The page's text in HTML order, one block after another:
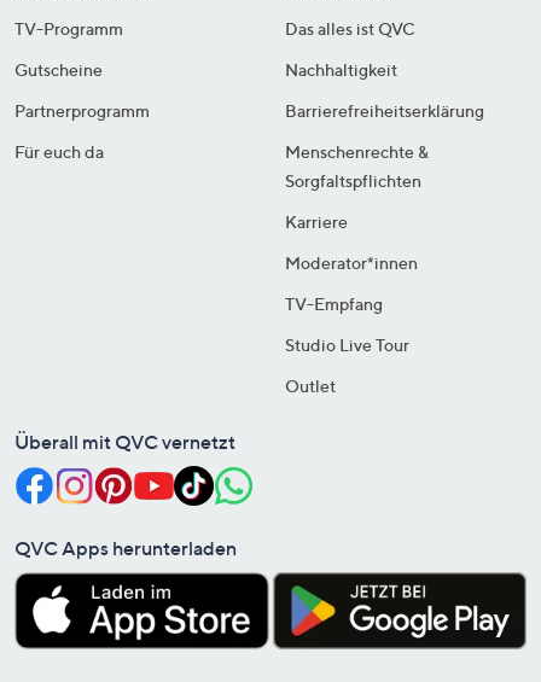
TV-Programm
Gutscheine
Partnerprogramm
Für euch da
Das alles ist QVC
Nachhaltigkeit
Barrierefreiheitserklärung
Menschenrechte &
Sorgfaltspflichten
Karriere
Moderator*innen
TV-Empfang
Studio Live Tour
Outlet
Überall mit QVC vernetzt
QVC Apps herunterladen